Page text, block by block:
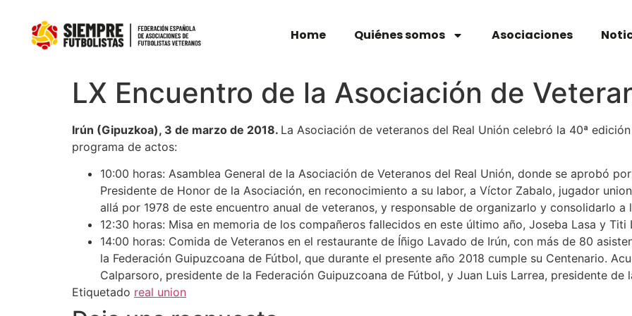
Home Quiénes somos Asociaciones
LX Encuentro de la Asociación de
Irún (Gipuzkoa), 3 de marzo de 2018. La Asociación de veteranos del Real Unión celebró la 40ª
programa de actos:
10:00 horas: Asamblea General de la Asociación de Veteranos del Real Unión, donde se aprobó
Presidente de Honor de la Asociación, en reconocimiento a su labor, a Víctor Zabalo, jugador
allá por 1978 de este encuentro anual de veteranos, y responsable de organizarlo y consolidarlo
12:30 horas: Misa en memoria de los compañeros fallecidos en este último año, Joseba Lasa y Titi
14:00 horas: Comida de Veteranos en el restaurante de Íñigo Lavado de Irún, con más de 80
la Federación Guipuzcoana de Fútbol, que durante el presente año 2018 cumple su Centenario.
Calparsoro, presidente de la Federación Guipuzcoana de Fútbol, y Juan Luis Larrea, presidente de
Etiquetado real union